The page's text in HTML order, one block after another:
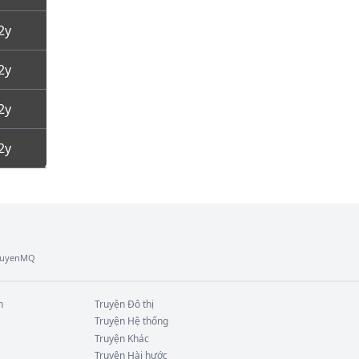
TruyệnĐô thị
Truyện Hệ thống
Truyện Khác
Truyện Hài hước